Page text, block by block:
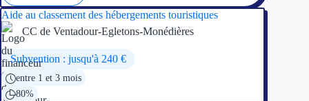
Aide au classement des hébergements touristiques
CC de Ventadour-Egletons-Monédières
Subvention : jusqu'à 240 €
entre 1 et 3 mois
80%